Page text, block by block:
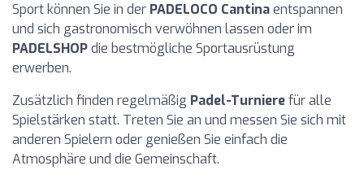
Sport können Sie in der PADELOCO Cantinaentspannen
und sich gastronomisch verwöhnen lassen oder im
PADELSHOPdie bestmögliche Sportausrüstung
erwerben.
Zusätzlich finden regelmäßig Padel-Turnierefür alle
Spielstärken statt. Treten Sie an und messen Sie sich mit
anderen Spielern oder genießen Sie einfach die
Atmosphäre und die Gemeinschaft.